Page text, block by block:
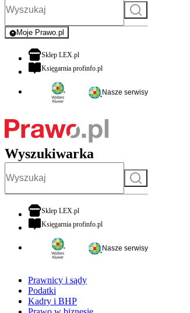
Szukaj
Moje Prawo.pl
- rejestracja i logowanie do serwisu
Sklep LEX.plotwiera się w nowej karcie
Księgarnia profinfo.plotwiera się w nowej karcie
Nasze serwisy
Wyszukiwarka
Szukaj
Sklep LEX.plotwiera się w nowej karcie
Księgarnia profinfo.plotwiera się w nowej karcie
Nasze serwisy
Prawnicy i sądy
Podatki
Kadry i BHP